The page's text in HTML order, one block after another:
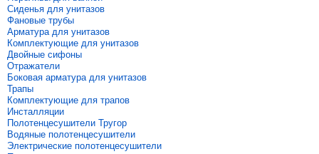
Сиденья для унитазов
Фановые трубы
Арматура для унитазов
Комплектующие для унитазов
Двойные сифоны
Отражатели
Боковая арматура для унитазов
Трапы
Комплектующие для трапов
Инсталляции
Полотенцесушители Тругор
Водяные полотенцесушители
Электрические полотенцесушители